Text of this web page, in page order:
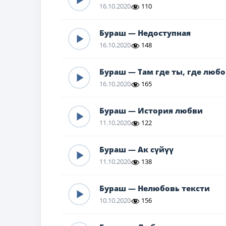
16.10.2020 110
Бураш — Недоступная
16.10.2020 148
Бураш — Там где ты, где
16.10.2020 165
Бураш — История любви
11.10.2020 122
Бураш — Ак сүйүү
11.10.2020 138
Бураш — Нелюбовь тексти
10.10.2020 156